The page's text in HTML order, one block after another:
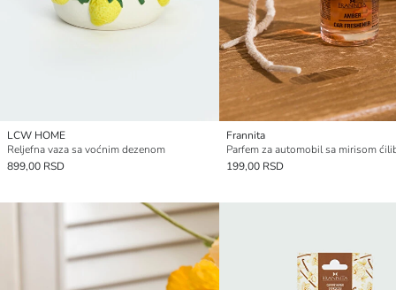
LCW HOME
Reljefna vaza sa voćnim dezenom
899,00 RSD
Frannita
199,00 RSD